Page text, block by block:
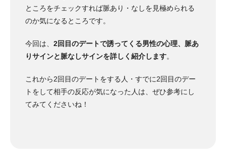
ところをチェックすれば脈あり・なしを見極められる
のか気になるところです。
今回は、 2回目のデートで誘ってくる男性の心理、脈あ
りサインと脈なしサインを詳しく紹介します。
これから2回目のデートをする人・すでに2回目のデー
トをして相手の反応が気になった人は、ぜひ参考にし
てみてくださいね！